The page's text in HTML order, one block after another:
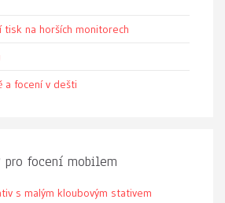
tisk na horších monitorech
a focení v dešti
pro focení mobilem
s malým kloubovým stativem